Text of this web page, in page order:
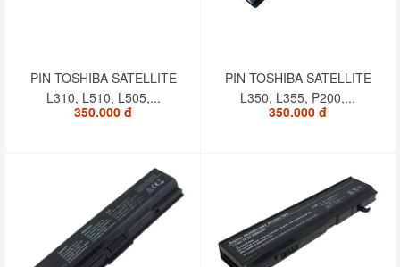
PIN TOSHIBA SATELLITE
L310, L510, L505,...
350.000 đ
PIN TOSHIBA SATELLITE
L350, L355, P200,...
350.000 đ